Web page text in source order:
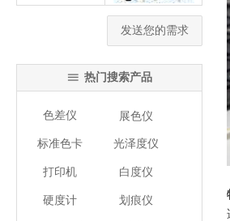
发送您的需求
色差仪
ꁔ 热门搜索产品
白度仪
展色仪
硬度计
光泽度仪
划痕仪
打印机
标准色卡